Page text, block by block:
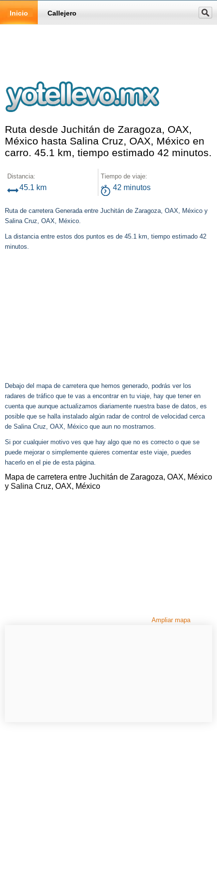
Inicio Callejero
Ruta desde Juchitán de Zaragoza, OAX,
México hasta Salina Cruz, OAX, México en
carro. 45.1 km, tiempo estimado 42 minutos.
Distancia:
45.1 km
Tiempo de viaje:
42 minutos
Ruta de carretera Generada entre Juchitán de Zaragoza, OAX, México y
Salina Cruz, OAX, México.
La distancia entre estos dos puntos es de 45.1 km, tiempo estimado 42
minutos.
Debajo del mapa de carretera que hemos generado, podrás ver los
radares de tráfico que te vas a encontrar en tu viaje, hay que tener en
cuenta que aunque actualizamos diariamente nuestra base de datos, es
posible que se halla instalado algún radar de control de velocidad cerca
de Salina Cruz, OAX, México que aun no mostramos.
Si por cualquier motivo ves que hay algo que no es correcto o que se
puede mejorar o simplemente quieres comentar este viaje, puedes
hacerlo en el pie de esta página.
Mapa de carretera entre Juchitán de Zaragoza, OAX, México
y Salina Cruz, OAX, México
Ampliar mapa